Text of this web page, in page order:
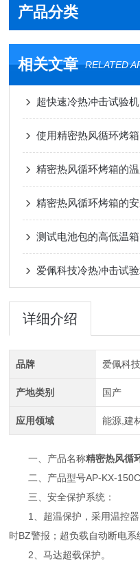
产品分类
相关文章 RELATED
超快速冷热冲击试验
使用精密热风循环烤
精密热风循环烤箱的
精密热风循环烤箱的
测试电池包的高低温
爱佩科技冷热冲击试
详细介绍
品牌 爱佩科
产地类别 国产
应用领域 能源,建
一、产品名称精密热风循
二、产品型号AP-KX-150C
三、安全保护系统：
1、超温保护，采用温控器
时BZ警报；超负载自动断电系
2、马达超载保护。